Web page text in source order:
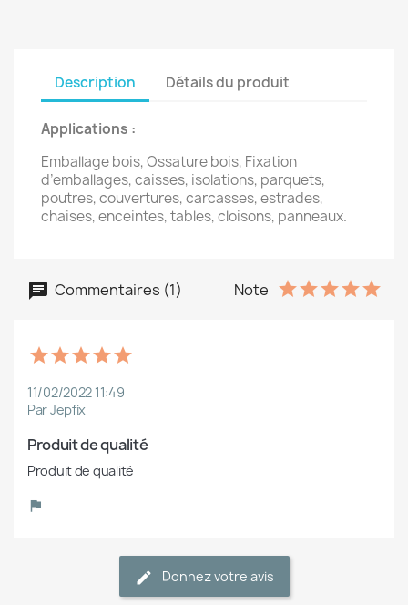
Description Détails du produit
Applications :
Emballage bois, Ossature bois, Fixation
d’emballages, caisses, isolations, parquets,
poutres, couvertures, carcasses, estrades,
chaises, enceintes, tables, cloisons, panneaux.
Commentaires (1) Note
11/02/2022 11:49
Par Jepfix
Produit de qualité
Produit de qualité
Donnez votre avis